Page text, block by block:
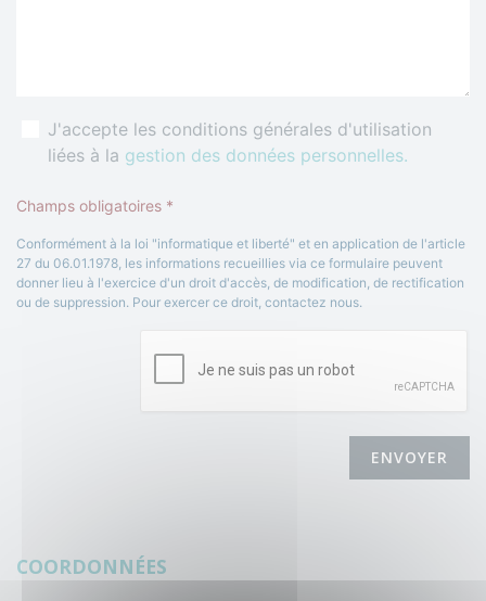
J'accepte les conditions générales d'utilisation
liées à la gestion des données personnelles.
Champs obligatoires *
Conformément à la loi "informatique et liberté" et en application de l'article
27 du 06.01.1978, les informations recueillies via ce formulaire peuvent
donner lieu à l'exercice d'un droit d'accès, de modification, de rectification
ou de suppression. Pour exercer ce droit, contactez nous.
ENVOYER
COORDONNÉES